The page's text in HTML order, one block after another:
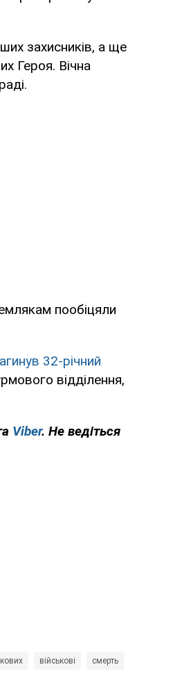
захисників, а ще
Героя. Вічна
пообіцяли
32-річний
відділення,
Viber. Не ведіться
військові смерть